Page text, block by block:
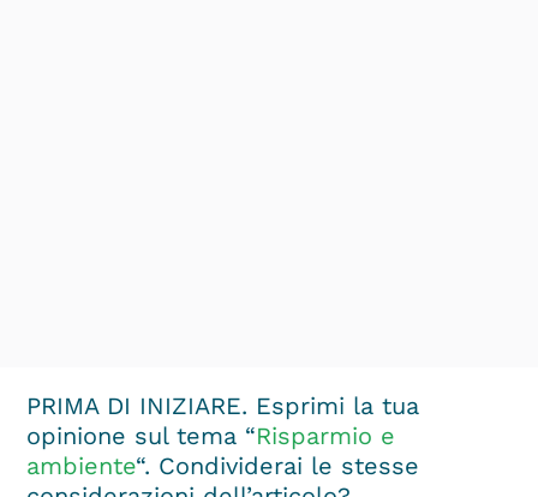
PRIMA DI INIZIARE. Esprimi la tua
opinione sul tema “Risparmio e
ambiente“. Condividerai le stesse